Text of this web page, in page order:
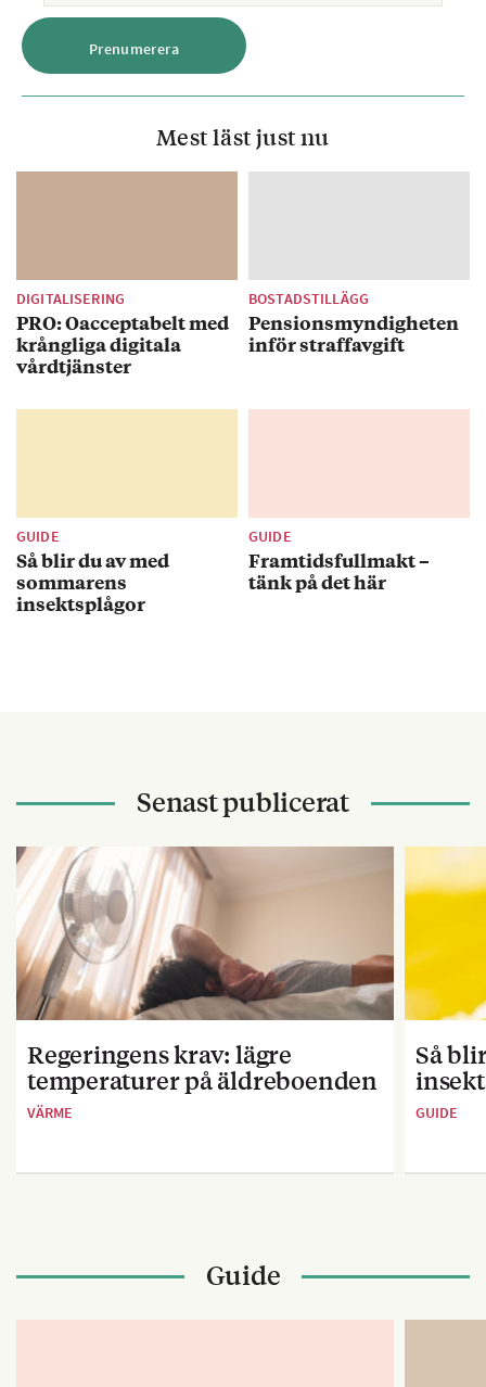
Mest läst just nu
DIGITALISERING
PRO: Oacceptabelt med
krångliga digitala
vårdtjänster
BOSTADSTILLÄGG
Pensionsmyndigheten
inför straffavgift
GUIDE
Så blir du av med
sommarens
insektsplågor
GUIDE
Framtidsfullmakt –
tänk på det här
Senast publicerat
Regeringens krav: lägre
temperaturer på äldreboenden
VÄRME
Så
GUIDE
Guide